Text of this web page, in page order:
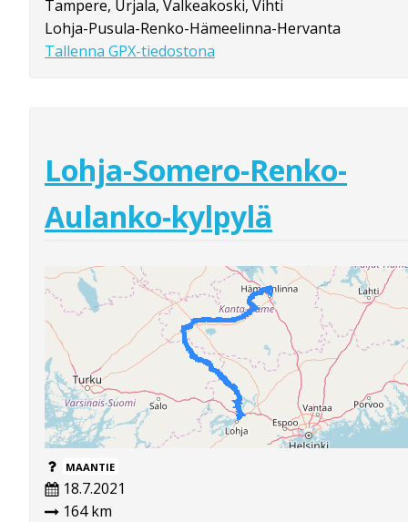
Tampere, Urjala, Valkeakoski, Vihti
Lohja-Pusula-Renko-Hämeelinna-Hervanta
Tallenna GPX-tiedostona
Lohja-Somero-Renko-
Aulanko-kylpylä
MAANTIE
18.7.2021
164 km